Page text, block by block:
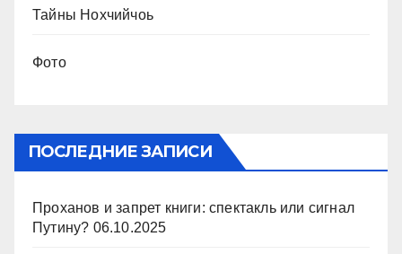
Тайны Нохчийчоь
Фото
ПОСЛЕДНИЕ ЗАПИСИ
Проханов и запрет книги: спектакль или сигнал
Путину? 06.10.2025